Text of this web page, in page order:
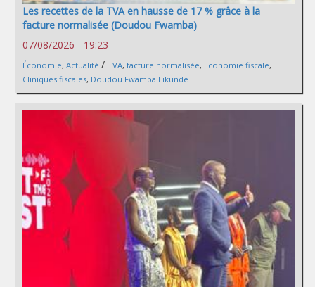
Les recettes de la TVA en hausse de 17 % grâce à la
facture normalisée (Doudou Fwamba)
07/08/2026 - 19:23
Économie, Actualité / TVA, facture normalisée, Economie fiscale,
Cliniques fiscales, Doudou Fwamba Likunde